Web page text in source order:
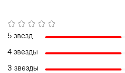
5 звезд
4 звезды
3 звезды